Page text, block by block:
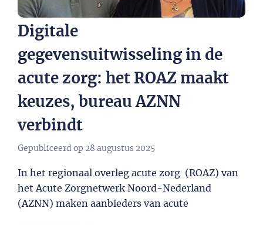
Digitale
gegevensuitwisseling in de
acute zorg: het ROAZ maakt
keuzes, bureau AZNN
verbindt
Gepubliceerd op 28 augustus 2025
In het regionaal overleg acute zorg (ROAZ) van
het Acute Zorgnetwerk Noord-Nederland
(AZNN) maken aanbieders van acute